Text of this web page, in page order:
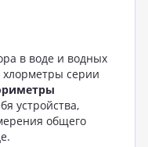
в воде и водных
хлорметры серии
устройства,
общего